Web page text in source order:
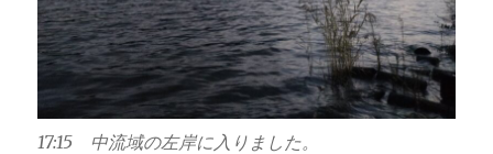
17:15 中流域の左岸に入りました。